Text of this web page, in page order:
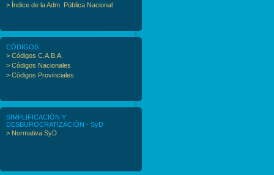
> Índice de la Adm. Pública Nacional
CÓDIGOS
> Códigos C.A.B.A.
> Códigos Nacionales
> Códigos Provinciales
SIMPLIFICACIÓN Y
DESBUROCRATIZACIÓN - SyD
> Normativa SyD